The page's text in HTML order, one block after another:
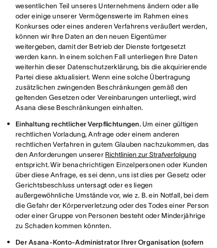
wesentlichen Teil unseres Unternehmens ändern oder alle
oder einige unserer Vermögenswerte im Rahmen eines
Konkurses oder eines anderen Verfahrens veräußert werden,
können wir Ihre Daten an den neuen Eigentümer
weitergeben, damit der Betrieb der Dienste fortgesetzt
werden kann. In einem solchen Fall unterliegen Ihre Daten
weiterhin dieser Datenschutzerklärung, bis die akquirierende
Partei diese aktualisiert. Wenn eine solche Übertragung
zusätzlichen zwingenden Beschränkungen gemäß den
geltenden Gesetzen oder Vereinbarungen unterliegt, wird
Asana diese Beschränkungen einhalten.
Einhaltung rechtlicher Verpflichtungen.Um einer gültigen
rechtlichen Vorladung, Anfrage oder einem anderen
rechtlichen Verfahren in gutem Glauben nachzukommen, das
den Anforderungen unserer Richtlinien zur Strafverfolgung
entspricht. Wir benachrichtigen Einzelpersonen oder Kunden
über diese Anfrage, es sei denn, uns ist dies per Gesetz oder
Gerichtsbeschluss untersagt oder es liegen
außergewöhnliche Umstände vor, wie z. B. ein Notfall, bei dem
die Gefahr der Körperverletzung oder des Todes einer Person
oder einer Gruppe von Personen besteht oder Minderjährige
zu Schaden kommen könnten.
Der Asana-Konto-Administrator Ihrer Organisation (sofern